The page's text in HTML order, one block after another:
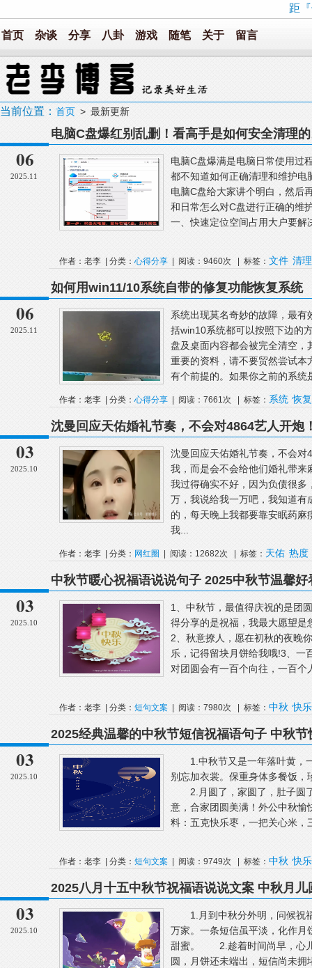
距
首页 杂谈 分享 八卦 游戏 随笔 关于 留言
当前位置： 首页 > 最新更新
06
2025.11
电脑C盘爆红别乱删！看高手是如何安全清理
电脑C盘爆满是电脑日常使用过
都不知道如何正确清理和维护
电脑C盘给大家讲个明白，然后
和日常怎么对C盘进行正确的维
一、快速定位空间占用大户要解
作者：老李 | 分类： 心得分享 | 阅读：9460次 | 标签： 文件 清理
06
2025.11
如何用win11/10系统自带的修复功能恢复系统
系统出现莫名奇妙的故障，最
括win10系统都可以按照下边的
盘及桌面内容都会被完全清空
重要的资料，请不要贸然尝试本
有个前提的。如果你之前的系统
作者：老李 | 分类： 心得分享 | 阅读：7661次 | 标签： 系统 恢复
03
2025.10
沈曼回应天佑婚礼节奏，不会对4864艺人开炮
货卖不出去，PK没人敢给你刷礼物！
沈曼回应天佑婚礼节奏，不会
我，而是会不会给他们婚礼带
我过得确实不好，因为负债很
万，我说给我一万吧，我知道
的，每天晚上我都要靠安眠药
我...
作者：老李 | 分类： 网红圈 | 阅读：12682次 | 标签： 天佑 热度
03
2025.10
中秋节暖心祝福语说说句子 2025中秋节温馨好
1、中秋节，最值得庆祝的是团
得分享的是祝福，我最大愿望
2、秋意撩人，愿在初秋的夜晚
乐，记得留块月饼给我哦!3、一
对团圆会有一百个向往，一百
作者：老李 | 分类： 短句文案 | 阅读：7980次 | 标签： 中秋 快乐
03
2025.10
2025经典温馨的中秋节短信祝福语句子 中秋
1.中秋节又是一年落叶黄，
别忘加衣裳。保重身体多餐饭
2.月圆了，家圆了，肚子圆
意，合家团圆美满！外公中秋
料：五克快乐枣，一把关心米
作者：老李 | 分类： 短句文案 | 阅读：9749次 | 标签： 中秋 快乐
03
2025.10
2025八月十五中秋节祝福语说说文案 中秋月
1.月到中秋分外明，问候祝
万家。一条短信虽平淡，化作
甜蜜。 2.趁着时间尚早，心儿
圆，月饼还未端出，短信尚未